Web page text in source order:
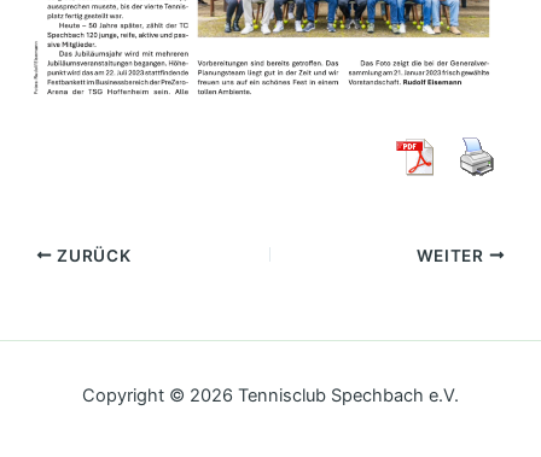
ZURÜCK WEITER
Copyright © 2026 Tennisclub Spechbach e.V.